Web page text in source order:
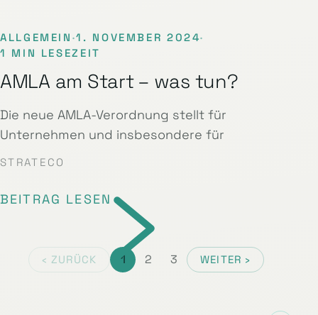
ALLGEMEIN ·1. NOVEMBER 2024·
1 MIN LESEZEIT
AMLA am Start – was tun?
Die neue AMLA-Verordnung stellt für
Unternehmen und insbesondere für
STRATECO
BEITRAG LESEN
‹ ZURÜCK 1 2 3 WEITER ›